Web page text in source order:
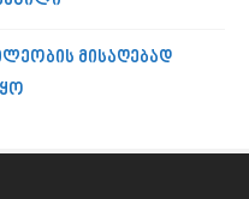
მისაღებად